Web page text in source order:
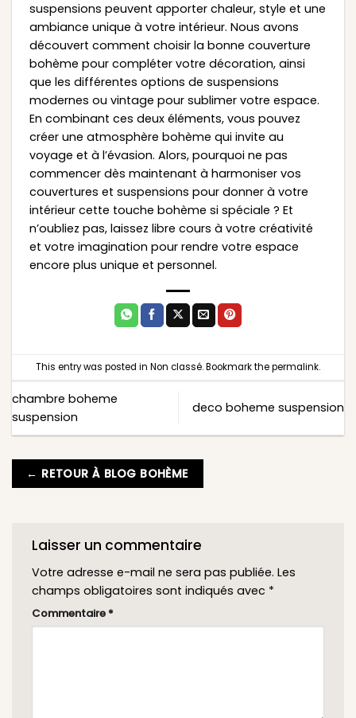
suspensions peuvent apporter chaleur, style et une
ambiance unique à votre intérieur. Nous avons
découvert comment choisir la bonne couverture
bohème pour compléter votre décoration, ainsi
que les différentes options de suspensions
modernes ou vintage pour sublimer votre espace.
En combinant ces deux éléments, vous pouvez
créer une atmosphère bohème qui invite au
voyage et à l’évasion. Alors, pourquoi ne pas
commencer dès maintenant à harmoniser vos
couvertures et suspensions pour donner à votre
intérieur cette touche bohème si spéciale ? Et
n’oubliez pas, laissez libre cours à votre créativité
et votre imagination pour rendre votre espace
encore plus unique et personnel.
This entry was posted in Non classé. Bookmark thepermalink.
chambre boheme
suspension
deco boheme suspension
← RETOUR À BLOG BOHÈME
Laisser un commentaire
Votre adresse e-mail ne sera pas publiée. Les
champs obligatoires sont indiqués avec *
Commentaire *